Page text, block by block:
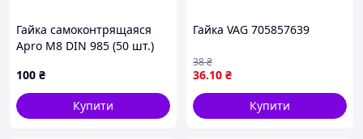
Гайка самоконтрящаяся
Apro М8 DIN 985 (50 шт.)
100 ₴
Купити
Гайка VAG 705857639
36.10 ₴
38₴
Купити